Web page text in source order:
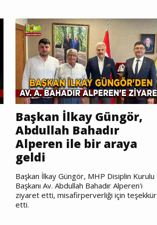
Başkan İlkay Güngör,
Abdullah Bahadır
Alperen ile bir araya
geldi
Başkan İlkay Güngör, MHP Disiplin Kurulu
Başkanı Av. Abdullah Bahadır Alperen'i
ziyaret etti, misafirperverliği için teşekkür
etti.